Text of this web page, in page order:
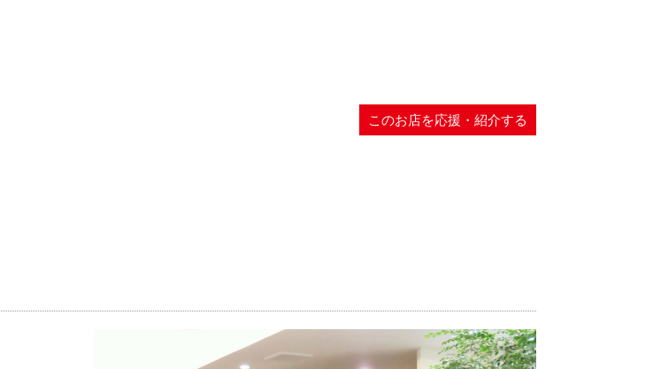
このお店を応援・紹介する